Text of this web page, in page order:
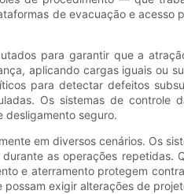
de evacuação e
para garantir que a
aplicando cargas iguais ou
para detectar defeitos
Os sistemas de
desligamento seguro.
em diversos cenários. Os
as operações repetidas.
e aterramento protegem
exigir alterações de